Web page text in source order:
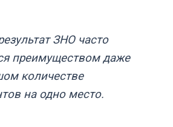
ЗНО часто
преимуществом даже
количестве
на одно место.